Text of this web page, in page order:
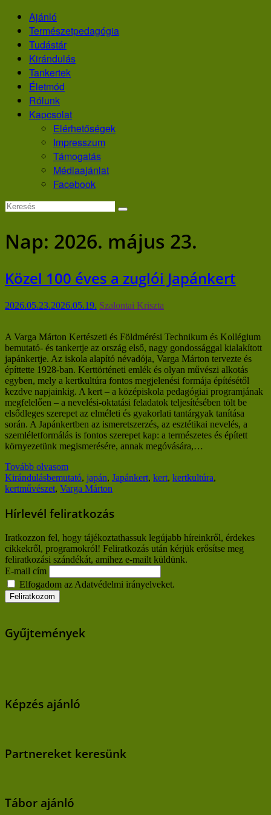
Skip
content
Ajánló
Természetpedagógia
Tudástár
Kirándulás
Tankertek
Életmód
Rólunk
Kapcsolat
Elérhetőségek
Impresszum
Támogatás
Médiaajánlat
Facebook
Nap: 2026. május 23.
Közel 100 éves a zuglói Japánkert
2026.05.23.2026.05.19. Szalontai Kriszta
A Varga Márton Kertészeti és Földmérési Technikum és Kollégium
bemutató- és tankertje az ország első, nagy gondossággal kialakított
japánkertje. Az iskola alapító névadója, Varga Márton tervezte és
építtette 1928-ban. Kerttörténeti emlék és olyan művészi alkotás
egyben, mely a kertkultúra fontos megjelenési formája építésétől
kezdve napjainkig. A kert – a középiskola pedagógiai programjának
megfelelően – a nevelési-oktatási feladatok teljesítésében tölt be
elsődleges szerepet az elméleti és gyakorlati tantárgyak tanítása
során. A Japánkertben az ismeretszerzés, az esztétikai nevelés, a
szemléletformálás is fontos szerepet kap: a természetes és épített
környezetünk megismerésére, annak megóvására,…
Tovább olvasom
Kirándulásbemutató, japán, Japánkert, kert, kertkultúra,
kertművészet, Varga Márton
Hírlevél feliratkozás
Iratkozzon fel, hogy tájékoztathassuk legújabb híreinkről, érdekes
cikkekről, programokról! Feliratkozás után kérjük erősítse meg
feliratkozási szándékát, amihez e-mailt küldünk.
E-mail cím
Elfogadom az Adatvédelmi irányelveket.
Gyűjtemények
Képzés ajánló
Partnereket keresünk
Tábor ajánló